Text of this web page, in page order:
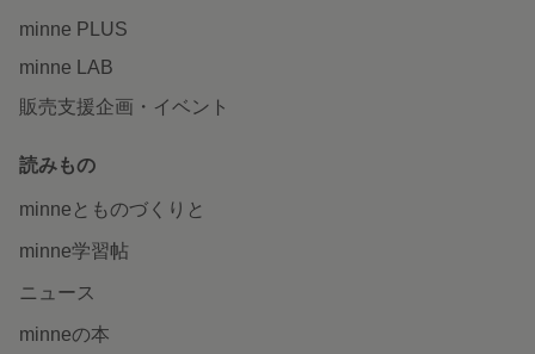
minne PLUS
minne LAB
販売支援企画・イベント
読みもの
minneとものづくりと
minne学習帖
ニュース
minneの本